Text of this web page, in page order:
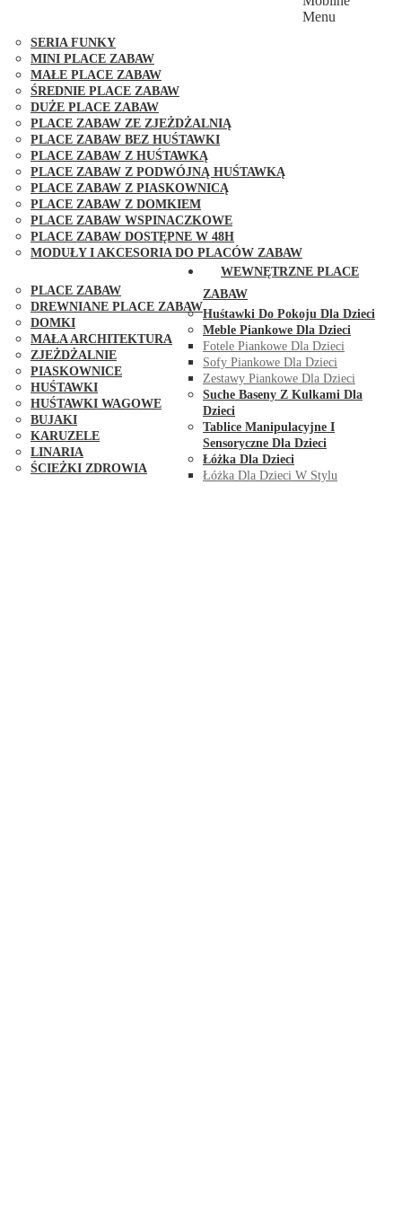
SERIA FUNKY
MINI PLACE ZABAW
MAŁE PLACE ZABAW
ŚREDNIE PLACE ZABAW
DUŻE PLACE ZABAW
PLACE ZABAW ZE ZJEŻDŻALNIĄ
PLACE ZABAW BEZ HUŚTAWKI
PLACE ZABAW Z HUŚTAWKĄ
PLACE ZABAW Z PODWÓJNĄ HUŚTAWKĄ
PLACE ZABAW Z PIASKOWNICĄ
PLACE ZABAW Z DOMKIEM
PLACE ZABAW WSPINACZKOWE
PLACE ZABAW DOSTĘPNE W 48H
MODUŁY I AKCESORIA DO PLACÓW ZABAW
PLACE ZABAW
DREWNIANE PLACE ZABAW
DOMKI
MAŁA ARCHITEKTURA
ZJEŻDŻALNIE
PIASKOWNICE
HUŚTAWKI
HUŚTAWKI WAGOWE
BUJAKI
KARUZELE
LINARIA
ŚCIEŻKI ZDROWIA
Menu
WEWNĘTRZNE PLACE
ZABAW
Huśtawki Do Pokoju Dla Dzieci
Meble Piankowe Dla Dzieci
Fotele Piankowe Dla Dzieci
Sofy Piankowe Dla Dzieci
Zestawy Piankowe Dla Dzieci
Suche Baseny Z Kulkami Dla
Dzieci
Tablice Manipulacyjne I
Sensoryczne Dla Dzieci
Łóżka Dla Dzieci
Łóżka Dla Dzieci W Stylu